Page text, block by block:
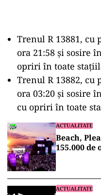
Trenul R 13881, cu
ora 21:58 și sosire
opriri în toate
Trenul R 13882, cu
ora 03:20 și sosire
cu opriri în toate
ACTUALITATE
Beach,
155.000
ACTUALITATE